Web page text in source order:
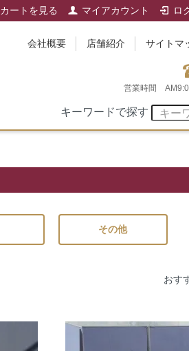
カートを見る マイアカウント ロ
会社概要 店舗紹介 サイトマ
営業時間
キーワードで探す
その他
おす